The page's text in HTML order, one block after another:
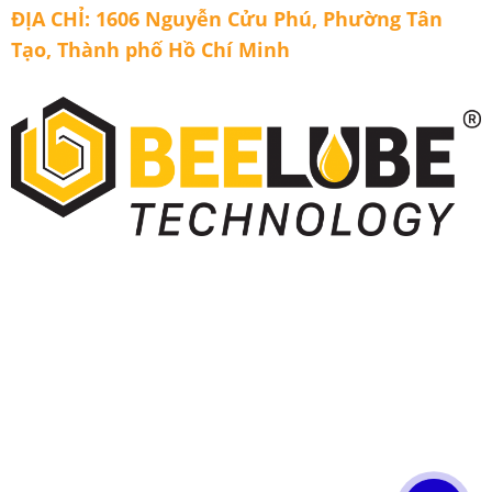
ĐỊA CHỈ: 1606 Nguyễn Cửu Phú, Phường Tân
Tạo, Thành phố Hồ Chí Minh